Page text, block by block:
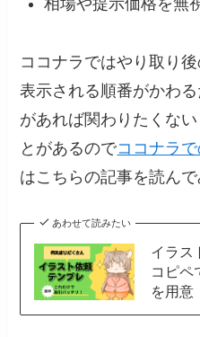
ココナラではやり取り
表示される順番がかわ
があれば関わりたくな
とがあるのでココナラ
はこちらの記事を読んで
あわせて読みたい
イラス
コピペ
を用意